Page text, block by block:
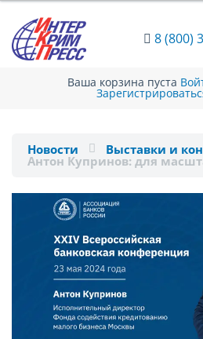
8 (800)
Ваша корзина пуста
Новости Выставки и
Антон Купринов: для